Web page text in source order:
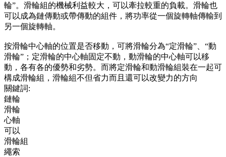
輪”。滑輪組的機械利益較大，可以牽拉較重的負載。滑輪也
可以成為鏈傳動或帶傳動的組件，將功率從一個旋轉軸傳輸到
另一個旋轉軸。
按滑輪中心軸的位置是否移動，可將滑輪分為“定滑輪”、“動
滑輪”；定滑輪的中心軸固定不動，動滑輪的中心軸可以移
動，各有各的優勢和劣勢。而將定滑輪和動滑輪組裝在一起可
構成滑輪組，滑輪組不但省力而且還可以改變力的方向
關鍵詞:
鏈輪
滑輪
心軸
可以
滑輪組
繩索